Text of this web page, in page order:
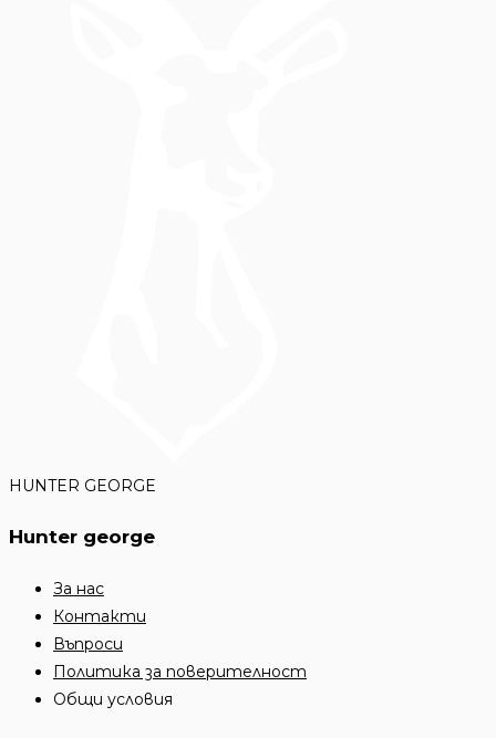
HUNTER GEORGE
Hunter george
За нас
Контакти
Въпроси
Политика за поверителност
Общи условия